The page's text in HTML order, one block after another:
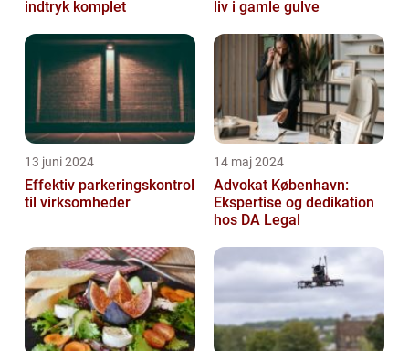
indtryk komplet
liv i gamle gulve
13 juni 2024
Effektiv parkeringskontrol
til virksomheder
14 maj 2024
Advokat København:
Ekspertise og dedikation
hos DA Legal